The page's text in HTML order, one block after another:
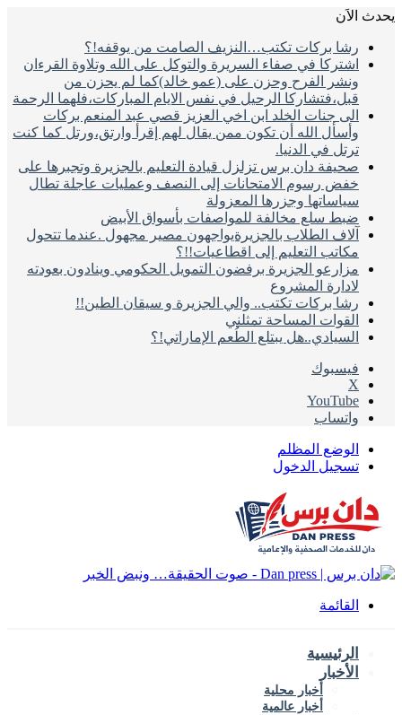
رشا بركات تكتب…النزيف الصامت من يوقفه!؟
اشتركا في صفاء السريرة والتوكل على الله وتلاوة القرءان
ونشر الفرح وحزن على (عمو خالد)كما لم يحزن من
قبل،فتشاركا الرحيل في نفس الايام المباركات،فلهما الرحمة
الى جنات الخلد ابن اخي العزيز قصي عبد المنعم بركات
وأسأل الله أن تكون ممن يقال لهم إقرأ وارتق،ورتل كما كنت
ترتل في الدنيا.
صحيفة دان برس تزلزل قيادة التعليم بالجزيرة وتجبرها على
خفض رسوم الامتحانات إلى النصف وعمليات عاجلة تطال
سياساتها وجزرها المعزولة
ضبط سلع مخالفة للمواصفات بأسواق الأبيض
آلاف الطلاب بالجزيرةيواجهون مصير مجهول .عندما تتحول
مكاتب التعليم إلى اقطاعيات!!؟
مزارعو الجزيرة برفضون التمويل الحكومي وينادون بعودته
لادارة المشروع
رشا بركات تكتب.. والي الجزيرة و سيقان الطين!!
القوات المساحة تمثلني
السيادي..هل يبتلع الطُعم الإماراتي!؟
فيسبوك
‫YouTube
واتساب
الوضع المظلم
تسجيل الدخول
القائمة
الرئيسية
أخبار محلية
أخبار عالمية